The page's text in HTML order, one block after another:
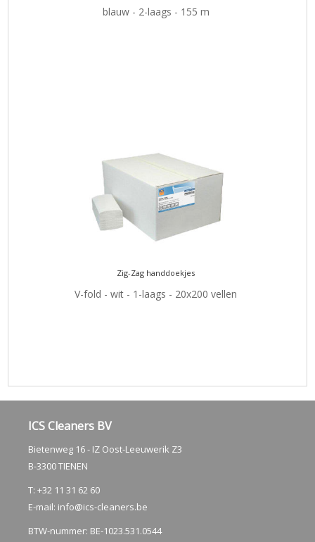
blauw - 2-laags - 155 m
Zig-Zag handdoekjes
V-fold - wit - 1-laags - 20x200 vellen
ICS Cleaners BV
Bietenweg 16 - IZ Oost-Leeuwerik Z3
B-3300 TIENEN
T: +32 11 31 62 60
E-mail: info@ics-cleaners.be
BTW-nummer: BE-1023.531.0544